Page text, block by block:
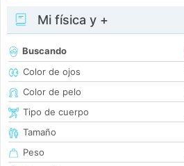
Mi física y +
Buscando
Color de ojos
Color de pelo
Tipo de cuerpo
Tamaño
Peso